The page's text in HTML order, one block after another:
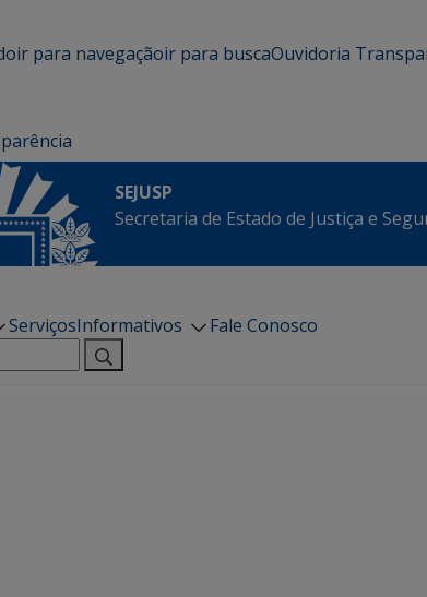
ir para navegaçãoir para buscaOuvidoria
SEJUSP
Secretaria de Estado de Justiça e
ServiçosInformativos
Fale Conosco